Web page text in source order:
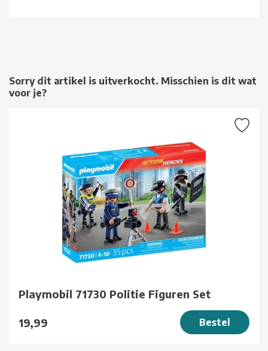
Sorry dit artikel is uitverkocht. Misschien is dit wat
voor je?
Playmobil 71730 Politie Figuren Set
19,99 Bestel